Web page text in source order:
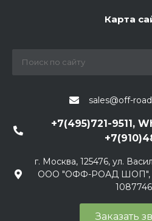
Карта
sales@off-
+7(495)721-9511,
г. Москва, 125476, ул.
ООО "ОФФ-РОАД ШОП",
Заказать